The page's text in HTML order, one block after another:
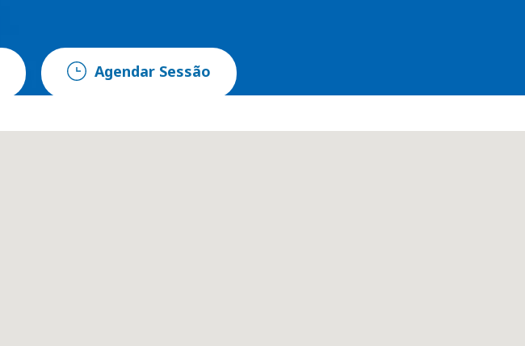
Agendar Sessão